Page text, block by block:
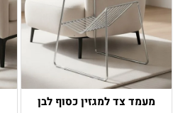
מעמד צד למגזין כסוף לבן